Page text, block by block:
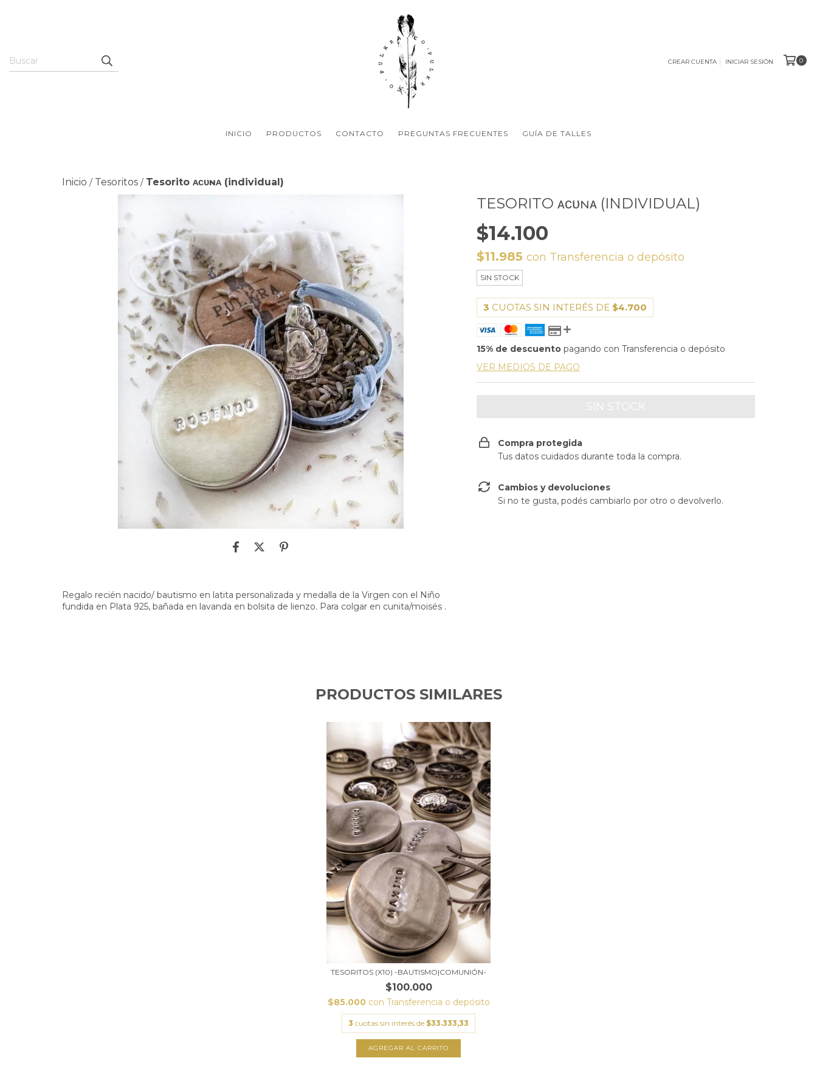
CREAR CUENTA INICIAR SESIÓN 0
INICIO PRODUCTOS CONTACTO PREGUNTAS FRECUENTES GUÍA DE TALLES
Inicio / Tesoritos / Tesorito ᴀᴄᴜɴᴀ (individual)
Regalo recién nacido/ bautismo en latita personalizada y medalla de la Virgen con el Niño
fundida en Plata 925, bañada en lavanda en bolsita de lienzo. Para colgar en cunita/moisés .
TESORITO ᴀᴄᴜɴᴀ (INDIVIDUAL)
$14.100
$11.985con Transferencia o depósito
SIN STOCK
3 CUOTAS SIN INTERÉS DE $4.700
15% de descuento pagando con Transferencia o depósito
VER MEDIOS DE PAGO
Compra protegida
Tus datos cuidados durante toda la compra.
Cambios y devoluciones
Si no te gusta, podés cambiarlo por otro o devolverlo.
PRODUCTOS SIMILARES
TESORITOS (X10) -BAUTISMO|COMUNIÓN-
$100.000
$85.000 con Transferencia o depósito
3 cuotas sin interés de $33.333,33